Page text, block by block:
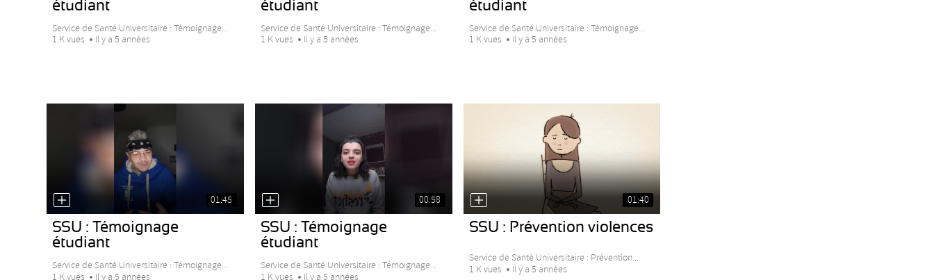
étudiant
Service de Santé Universitaire : Témoignage...
1 K vues
Il y a 5 années
étudiant
Service de Santé Universitaire : Témoignage...
1 K vues
Il y a 5 années
étudiant
Service de Santé Universitaire : Témoignage...
1 K vues
Il y a 5 années
01:45
SSU : Témoignage
étudiant
Service de Santé Universitaire : Témoignage...
1 K vues
Il y a 5 années
00:58
SSU : Témoignage
étudiant
Service de Santé Universitaire : Témoignage...
1 K vues
Il y a 5 années
01:40
SSU : Prévention violences
Service de Santé Universitaire : Prévention...
1 K vues
Il y a 5 années